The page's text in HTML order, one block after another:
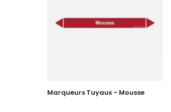
Marqueurs Tuyaux - Mousse